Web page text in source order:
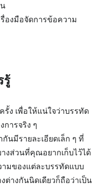
องมือจัดการข้อความ
รู้
ง เพื่อให้แน่ใจว่าบรรทัด
ารจริง ๆ
นมีรายละเอียดเล็ก ๆ ที่
งส่วนที่คุณอยากเก็บไว้ได้
มของแต่ละบรรทัดแบบ
ต่างกันนิดเดียวก็ถือว่าเป็น